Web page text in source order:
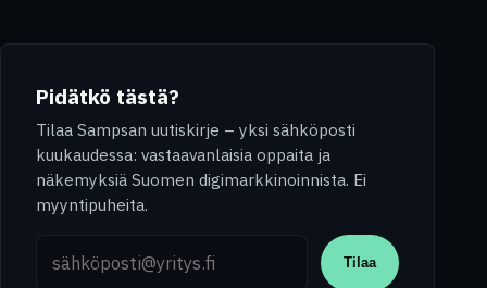
Pidätkö tästä?
Tilaa Sampsan uutiskirje – yksi sähköposti
kuukaudessa: vastaavanlaisia oppaita ja
näkemyksiä Suomen digimarkkinoinnista. Ei
myyntipuheita.
Tilaa